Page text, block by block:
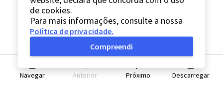
Navegar Anterior Próximo Descarregar
de cookies.
Para mais informações, consulte a nossa
Política de privacidade.
Compreendi